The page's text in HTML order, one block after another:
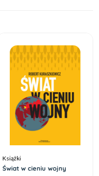
Książki
Świat w cieniu wojny